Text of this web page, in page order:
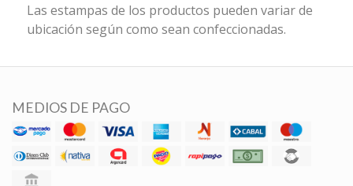
Las estampas de los productos pueden variar de
ubicación según como sean confeccionadas.
MEDIOS DE PAGO